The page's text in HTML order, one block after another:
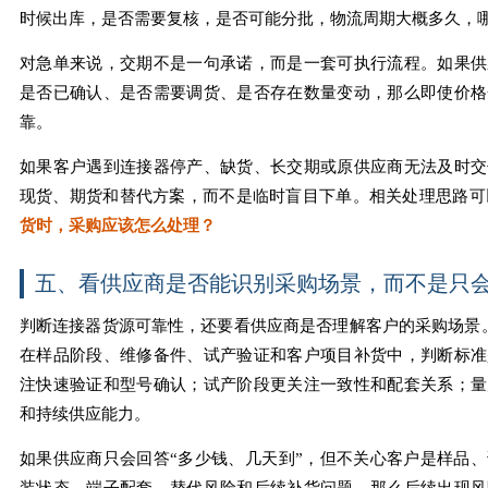
时候出库，是否需要复核，是否可能分批，物流周期大概多久，
对急单来说，交期不是一句承诺，而是一套可执行流程。如果
是否已确认、是否需要调货、是否存在数量变动，那么即使价
靠。
如果客户遇到连接器停产、缺货、长交期或原供应商无法及时
现货、期货和替代方案，而不是临时盲目下单。相关处理思
货时，采购应该怎么处理？
五、看供应商是否能识别采购场景，而不是只
判断连接器货源可靠性，还要看供应商是否理解客户的采购场景
在样品阶段、维修备件、试产验证和客户项目补货中，判断标
注快速验证和型号确认；试产阶段更关注一致性和配套关系；
和持续供应能力。
如果供应商只会回答“多少钱、几天到”，但不关心客户是样品